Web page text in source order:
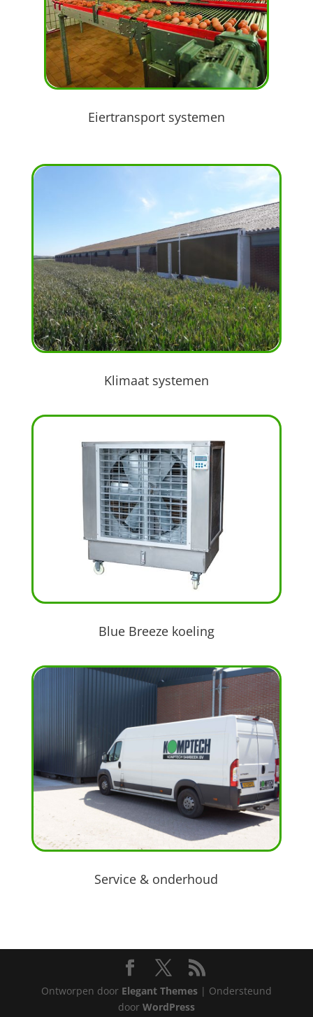
Eiertransport systemen
Klimaat systemen
Blue Breeze koeling
Service & onderhoud
Ontworpen door Elegant Themes| Ondersteund
door WordPress